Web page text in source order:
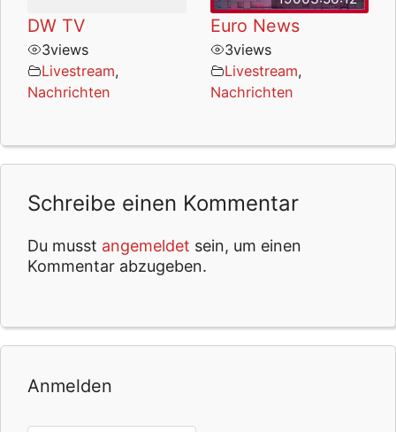
DW TV
3views
Livestream,
Nachrichten
Euro News
3views
Livestream,
Nachrichten
Schreibe einen Kommentar
Du musst angemeldet sein, um einen
Kommentar abzugeben.
Anmelden